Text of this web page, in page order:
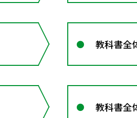
教科書全
教科書全